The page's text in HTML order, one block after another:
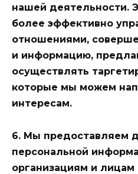
нашей деятельности.
более эффективно
отношениями,
и информацию,
осуществлять
которые мы можем
интересам.
6. Мы предоставляем
персональной
организациям и